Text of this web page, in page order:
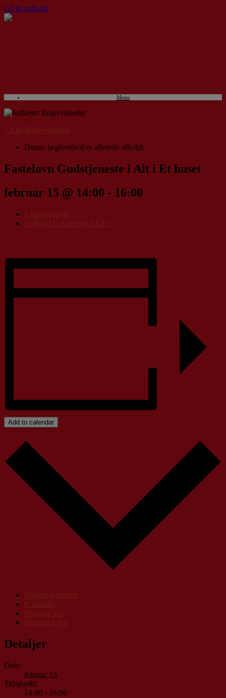
Gå til indhold
Menu
Denne begivenhed er allerede afholdt.
Fastelavn Gudstjeneste i Alt i Et huset
februar 15 @ 14:00 - 16:00
Add to calendar
Detaljer
Dato:
februar 15
Tidspunkt:
14:00 - 16:00